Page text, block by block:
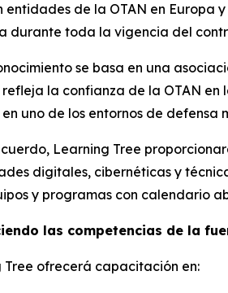
entidades de la OTAN en Europa
durante toda la vigencia del
se basa en una
la confianza de la OTAN
en uno de los entornos de
Learning Tree
digitales, cibernéticas y
y programas con calendario
las competencias de la
Tree ofrecerá capacitación en: